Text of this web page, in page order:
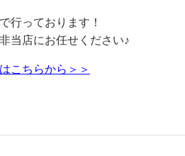
行っております！
当店にお任せください♪
こちらから＞＞